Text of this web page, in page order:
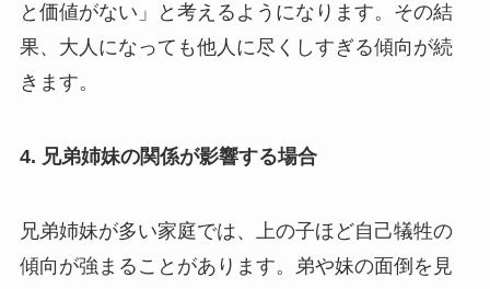
と価値がない」と考えるようになります。その結
果、大人になっても他人に尽くしすぎる傾向が続
きます。
4. 兄弟姉妹の関係が影響する場合
兄弟姉妹が多い家庭では、上の子ほど自己犠牲の
傾向が強まることがあります。弟や妹の面倒を見